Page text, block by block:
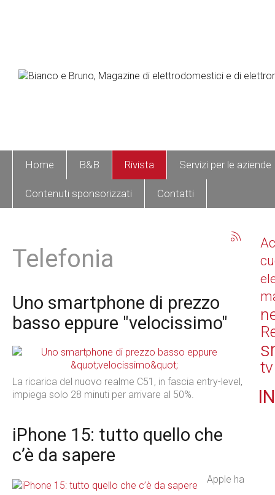
Home B&B Rivista Servizi per le aziende
Contenuti sponsorizzati Contatti
Telefonia
Uno smartphone di prezzo
basso eppure "velocissimo"
La ricarica del nuovo realme C51, in fascia entry-level,
impiega solo 28 minuti per arrivare al 50%.
iPhone 15: tutto quello che
c’è da sapere
Apple ha
tv
IN